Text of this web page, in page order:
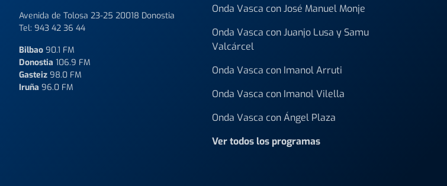
Onda Vasca con José Manuel Monje
Onda Vasca con Juanjo Lusa y Samu
Valcárcel
Onda Vasca con Imanol Arruti
Onda Vasca con Imanol Vilella
Onda Vasca con Ángel Plaza
Ver todos los programas
Avenida de Tolosa 23-25 20018 Donostia
Tel: 943 42 36 44
Bilbao 90.1 FM
Donostia 106.9 FM
Gasteiz 98.0 FM
Iruña 96.0 FM